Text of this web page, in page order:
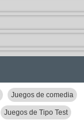
Juegos de comedia
Juegos de Tipo Test